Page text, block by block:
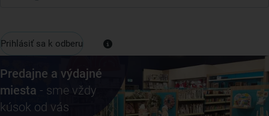
Prihlásiť sa k odberu
Predajne a výdajné
miesta - sme vždy
kúsok od vás